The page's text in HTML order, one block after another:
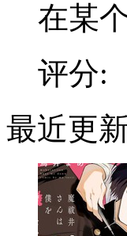
在某
评分:
最近更